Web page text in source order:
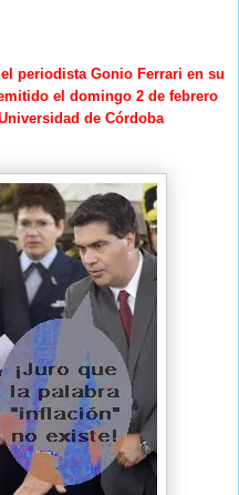
periodista Gonio Ferrari en su
el domingo 2 de febrero
de Córdoba